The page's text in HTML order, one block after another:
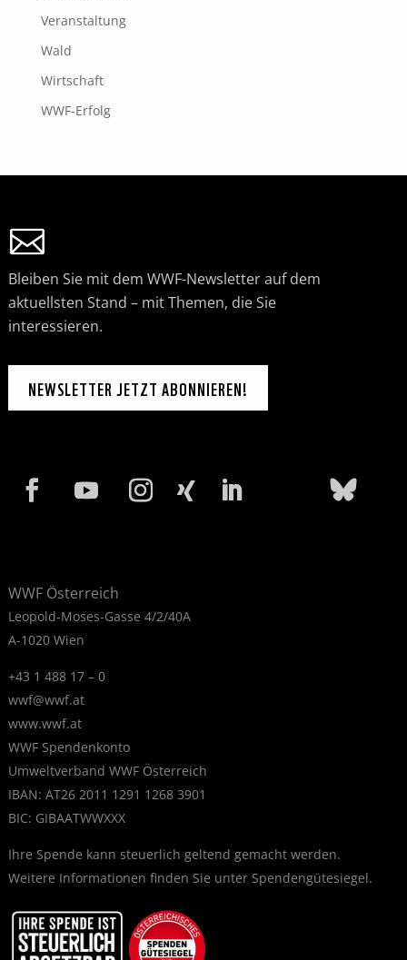
Veranstaltung
Wald
Wirtschaft
WWF-Erfolg
Bleiben Sie mit dem WWF-Newsletter auf dem
aktuellsten Stand – mit Themen, die Sie
interessieren.
NEWSLETTER JETZT ABONNIEREN!
WWF Österreich
Leopold-Moses-Gasse 4/2/40A
A-1020 Wien
+43 1 488 17 – 0
wwf@wwf.at
www.wwf.at
WWF Spendenkonto
Umweltverband WWF Österreich
IBAN: AT26 2011 1291 1268 3901
BIC: GIBAATWWXXX
Ihre Spende kann steuerlich geltend gemacht werden.
Weitere Informationen finden Sie unter Spendengütesiegel.